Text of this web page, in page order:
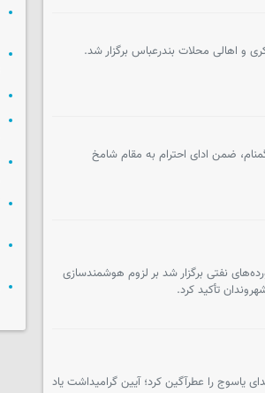
و اهالی محلات بندرعباس برگزار شد.
ضمن ادای احترام به مقام شامخ
نفتی برگزار شد بر لزوم هوشمندسازی
تأکید کرد.
یاسوج را عطرآگین کرد؛ آیین گرامیداشت یاد